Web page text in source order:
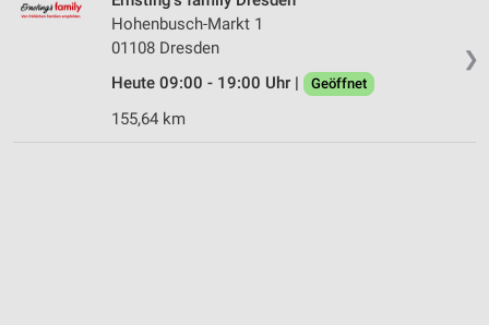
❯
Hohenbusch-Markt 1
01108 Dresden
Heute 09:00 - 19:00 Uhr |
Geöffnet
155,64 km